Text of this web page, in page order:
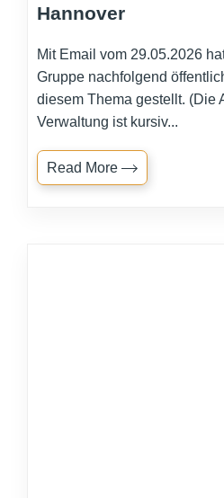
Hannover
Mit Email vom 29.05.2026
Gruppe nachfolgend
diesem Thema gestellt. (Die
Verwaltung ist kursiv...
Read More